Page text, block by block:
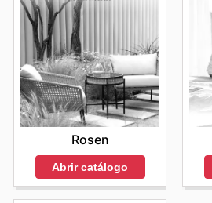
Rosen
Abrir catálogo